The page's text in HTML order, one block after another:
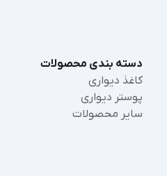
دسته بندی محصولات
کاغذ دیواری
پوستر دیواری
سایر محصولات